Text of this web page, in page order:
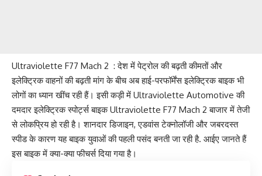
Ultraviolette F77 Mach 2 : देश में पेट्रोल की बढ़ती कीमतों और
इलेक्ट्रिक वाहनों की बढ़ती मांग के बीच अब हाई-परफॉर्मेंस इलेक्ट्रिक बाइक भी
लोगों का ध्यान खींच रही हैं। इसी कड़ी में Ultraviolette Automotive की
दमदार इलेक्ट्रिक स्पोर्ट्स बाइक Ultraviolette F77 Mach 2 बाजार में तेजी
से लोकप्रिय हो रही है। शानदार डिजाइन, एडवांस टेक्नोलॉजी और जबरदस्त
स्पीड के कारण यह बाइक युवाओं की पहली पसंद बनती जा रही है. आईए जानते हैं
इस बाइक में क्या-क्या फीचर्स दिया गया है।